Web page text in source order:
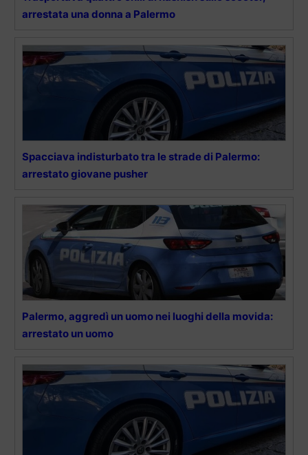
arrestata una donna a Palermo
Spacciava indisturbato tra le strade di Palermo:
arrestato giovane pusher
Palermo, aggredì un uomo nei luoghi della movida:
arrestato un uomo